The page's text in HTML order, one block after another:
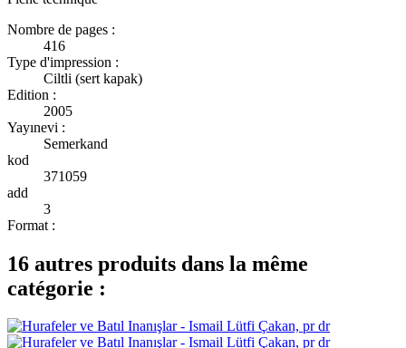
Nombre de pages :
416
Type d'impression :
Ciltli (sert kapak)
Edition :
2005
Yayınevi :
Semerkand
kod
371059
add
3
Format :
16 autres produits dans la même
catégorie :